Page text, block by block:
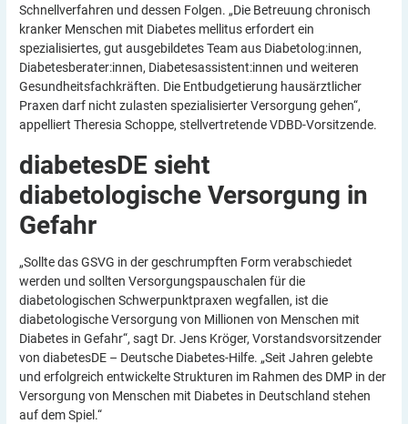
Schnellverfahren und dessen Folgen. „Die Betreuung chronisch
kranker Menschen mit Diabetes mellitus erfordert ein
spezialisiertes, gut ausgebildetes Team aus Diabetolog:innen,
Diabetesberater:innen, Diabetesassistent:innen und weiteren
Gesundheitsfachkräften. Die Entbudgetierung hausärztlicher
Praxen darf nicht zulasten spezialisierter Versorgung gehen“,
appelliert Theresia Schoppe, stellvertretende VDBD-Vorsitzende.
diabetesDE sieht
diabetologische Versorgung in
Gefahr
„Sollte das GSVG in der geschrumpften Form verabschiedet
werden und sollten Versorgungspauschalen für die
diabetologischen Schwerpunktpraxen wegfallen, ist die
diabetologische Versorgung von Millionen von Menschen mit
Diabetes in Gefahr“, sagt Dr. Jens Kröger, Vorstandsvorsitzender
von diabetesDE – Deutsche Diabetes-Hilfe. „Seit Jahren gelebte
und erfolgreich entwickelte Strukturen im Rahmen des DMP in der
Versorgung von Menschen mit Diabetes in Deutschland stehen
auf dem Spiel.“